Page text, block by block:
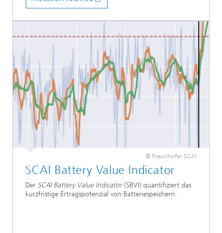
© Fraunhofer SCAI
SCAI Battery Value Indicator
Der SCAI Battery Value Indicator(SBVI) quantifiziert das
kurzfristige Ertragspotenzial von Batteriespeichern.